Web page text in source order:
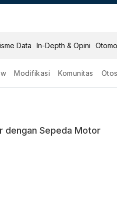
Data In-Depth & Opini
Modifikasi Komunitas
dengan Sepeda Motor